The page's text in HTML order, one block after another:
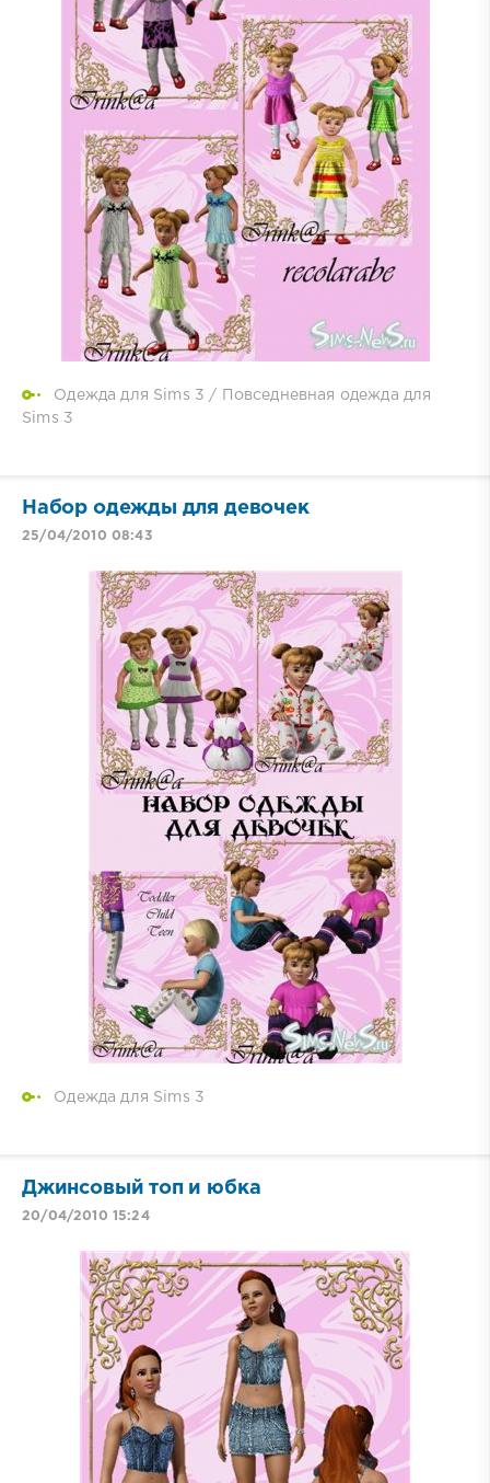
Одежда для Sims 3 /
Повседневная одежда для
Sims 3
Набор одежды для девочек
25/04/2010 08:43
Одежда для Sims 3
Джинсовый топ и юбка
20/04/2010 15:24